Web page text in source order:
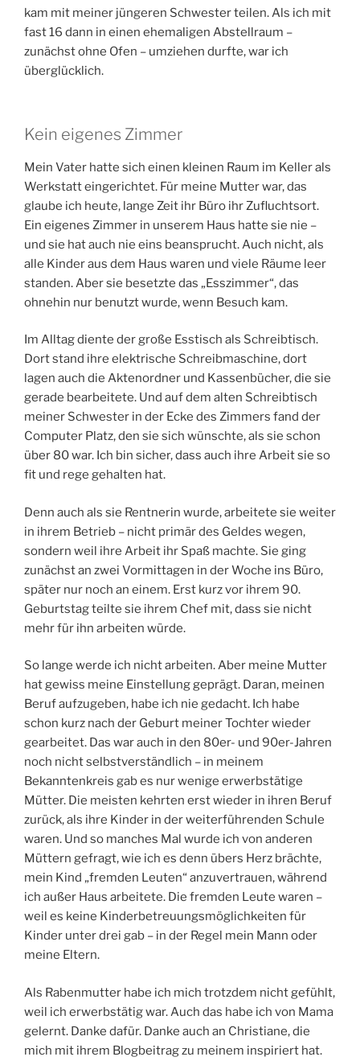
allein hatte, und ich habe sie glühend darum beneidet.
Denn ich musste mein Zimmer bis ich in die 11. Klasse
kam mit meiner jüngeren Schwester teilen. Als ich mit
fast 16 dann in einen ehemaligen Abstellraum –
Kein eigenes Zimmer
Mein Vater hatte sich einen kleinen Raum im Keller als
Werkstatt eingerichtet. Für meine Mutter war, das
glaube ich heute, lange Zeit ihr Büro ihr Zufluchtsort.
Ein eigenes Zimmer in unserem Haus hatte sie nie –
und sie hat auch nie eins beansprucht. Auch nicht, als
alle Kinder aus dem Haus waren und viele Räume leer
ohnehin nur benutzt wurde, wenn Besuch kam.
Im Alltag diente der große Esstisch als Schreibtisch.
Dort stand ihre elektrische Schreibmaschine, dort
lagen auch die Aktenordner und Kassenbücher, die sie
gerade bearbeitete. Und auf dem alten Schreibtisch
meiner Schwester in der Ecke des Zimmers fand der
Computer Platz, den sie sich wünschte, als sie schon
fit und rege gehalten hat.
Denn auch als sie Rentnerin wurde, arbeitete sie weiter
in ihrem Betrieb – nicht primär des Geldes wegen,
sondern weil ihre Arbeit ihr Spaß machte. Sie ging
zunächst an zwei Vormittagen in der Woche ins Büro,
später nur noch an einem. Erst kurz vor ihrem 90.
mehr für ihn arbeiten würde.
So lange werde ich nicht arbeiten. Aber meine Mutter
hat gewiss meine Einstellung geprägt. Daran, meinen
Beruf aufzugeben, habe ich nie gedacht. Ich habe
schon kurz nach der Geburt meiner Tochter wieder
gearbeitet. Das war auch in den 80er- und 90er-Jahren
noch nicht selbstverständlich – in meinem
Bekanntenkreis gab es nur wenige erwerbstätige
Mütter. Die meisten kehrten erst wieder in ihren Beruf
zurück, als ihre Kinder in der weiterführenden Schule
waren. Und so manches Mal wurde ich von anderen
Müttern gefragt, wie ich es denn übers Herz brächte,
mein Kind „fremden Leuten“ anzuvertrauen, während
ich außer Haus arbeitete. Die fremden Leute waren –
weil es keine Kinderbetreuungsmöglichkeiten für
meine Eltern.
Als Rabenmutter habe ich mich trotzdem nicht gefühlt,
weil ich erwerbstätig war. Auch das habe ich von Mama